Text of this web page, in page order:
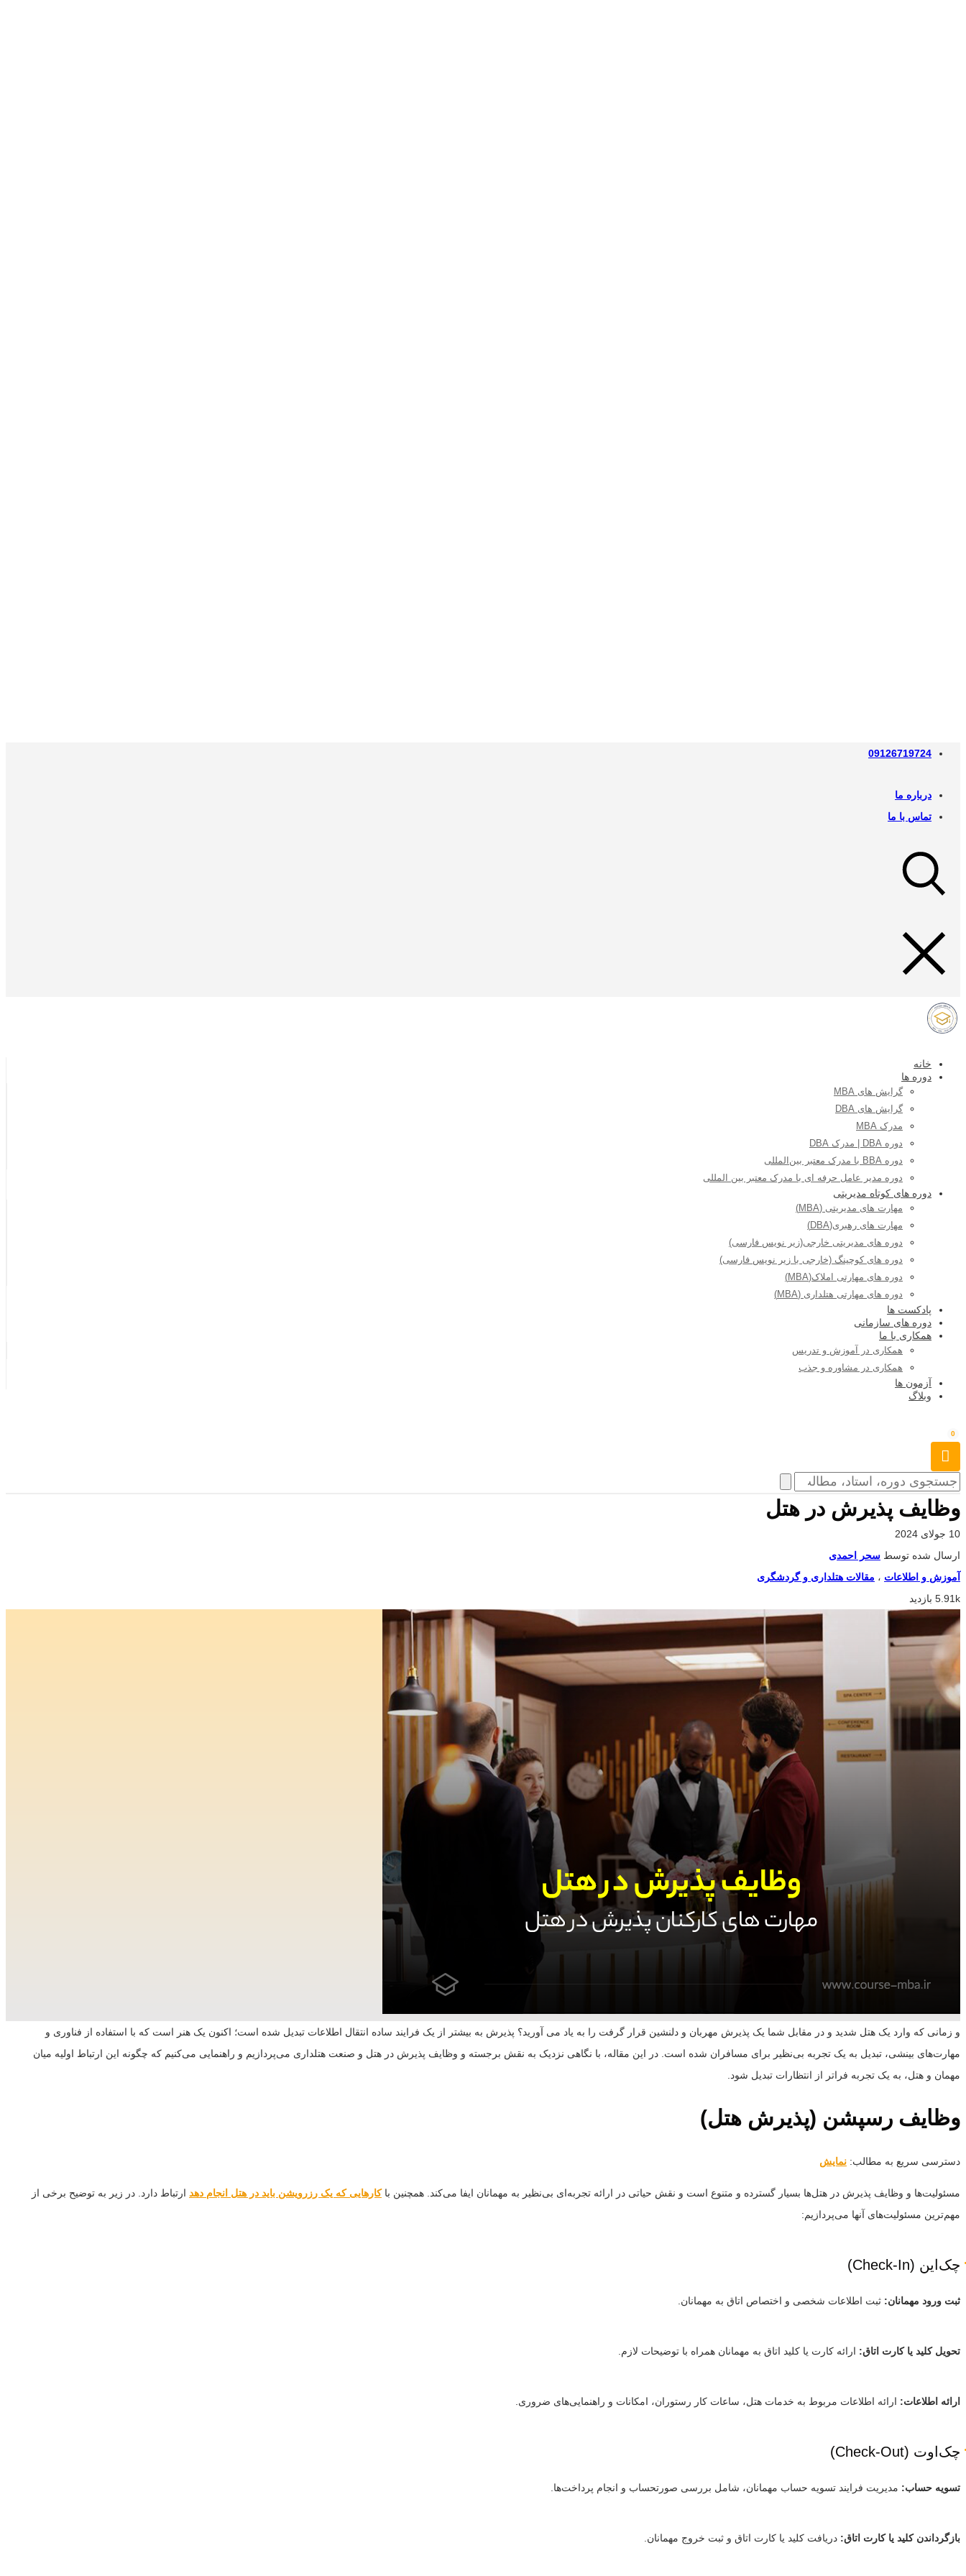
09126719724
درباره ما
تماس با ما
خانه
دوره ها
گرایش های MBA
گرایش های DBA
مدرک MBA
دوره DBA | مدرک DBA
دوره BBA با مدرک معتبر بین‌المللی
دوره مدیر عامل حرفه ای با مدرک معتبر بین المللی
دوره های کوتاه مدیریتی
مهارت های مدیریتی (MBA)
مهارت های رهبری(DBA)
دوره های مدیریتی خارجی(زیر نویس فارسی)
دوره های کوچینگ (خارجی با زیر نویس فارسی)
دوره های مهارتی املاک(MBA)
دوره های مهارتی هتلداری (MBA)
پادکست ها
دوره های سازمانی
همکاری با ما
همکاری در آموزش و تدریس
همکاری در مشاوره و جذب
آزمون ها
وبلاگ
0
وظایف پذیرش در هتل
10 جولای 2024
ارسال شده توسط سحر احمدی
آموزش و اطلاعات ، مقالات هتلداری و گردشگری
5.91k بازدید
و زمانی که وارد یک هتل شدید و در مقابل شما یک پذیرش مهربان و دلنشین قرار گرفت را به یاد می آورید؟ پذیرش به بیشتر از یک فرایند ساده انتقال اطلاعات تبدیل شده است؛ اکنون یک هنر است که با استفاده از فناوری و
مهارت‌های بینشی، تبدیل به یک تجربه بی‌نظیر برای مسافران شده است. در این مقاله، با نگاهی نزدیک به نقش برجسته و وظایف پذیرش در هتل و صنعت هتلداری می‌پردازیم و راهنمایی می‌کنیم که چگونه این ارتباط اولیه میان
مهمان و هتل، به یک تجربه فراتر از انتظارات تبدیل شود.
وظایف رسپشن (پذیرش هتل)
دسترسی سریع به مطالب: نمایش
مسئولیت‌ها و وظایف پذیرش در هتل‌ها بسیار گسترده و متنوع است و نقش حیاتی در ارائه تجربه‌ای بی‌نظیر به مهمانان ایفا می‌کند. همچنین باکارهایی که یک رزرویشن باید در هتل انجام دهد ارتباط دارد. در زیر به توضیح برخی از
مهم‌ترین مسئولیت‌های آنها می‌پردازیم:
چک‌این (Check-In)
ثبت ورود مهمانان: ثبت اطلاعات شخصی و اختصاص اتاق به مهمانان.
تحویل کلید یا کارت اتاق: ارائه کارت یا کلید اتاق به مهمانان همراه با توضیحات لازم.
ارائه اطلاعات: ارائه اطلاعات مربوط به خدمات هتل، ساعات کار رستوران، امکانات و راهنمایی‌های ضروری.
چک‌اوت (Check-Out)
تسویه حساب: مدیریت فرایند تسویه حساب مهمانان، شامل بررسی صورتحساب و انجام پرداخت‌ها.
بازگرداندن کلید یا کارت اتاق: دریافت کلید یا کارت اتاق و ثبت خروج مهمانان.